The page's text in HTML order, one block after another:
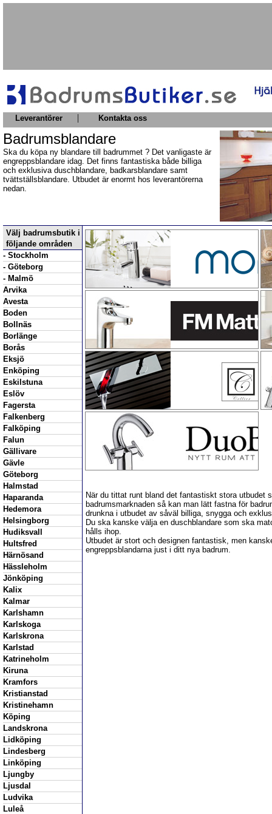
Leverantörer | Kontakta oss
Välj badrumsbutik i
följande områden
- Stockholm
- Göteborg
- Malmö
Arvika
Avesta
Boden
Bollnäs
Borlänge
Borås
Eksjö
Enköping
Eskilstuna
Eslöv
Fagersta
Falkenberg
Falköping
Falun
Gällivare
Gävle
Göteborg
Halmstad
Haparanda
Hedemora
Helsingborg
Hudiksvall
Hultsfred
Härnösand
Hässleholm
Jönköping
Kalix
Kalmar
Karlshamn
Karlskoga
Karlskrona
Karlstad
Katrineholm
Kiruna
Kramfors
Kristianstad
Kristinehamn
Köping
Landskrona
Lidköping
Lindesberg
Linköping
Ljungby
Ljusdal
Ludvika
Luleå
Badrumsblandare
Ska du köpa ny blandare till badrummet ? Det vanligaste är
engreppsblandare idag. Det finns fantastiska både billiga
och exklusiva duschblandare, badkarsblandare samt
tvättställsblandare. Utbudet är enormt hos leverantörerna
nedan.
När du tittat runt bland det fantastiskt stora utbudet
badrumsmarknaden så kan man lätt fastna för
drunkna i utbudet av såväl billiga, snygga och
Du ska kanske välja en duschblandare som ska
hålls ihop.
Utbudet är stort och designen fantastisk, men
engreppsblandarna just i ditt nya badrum.